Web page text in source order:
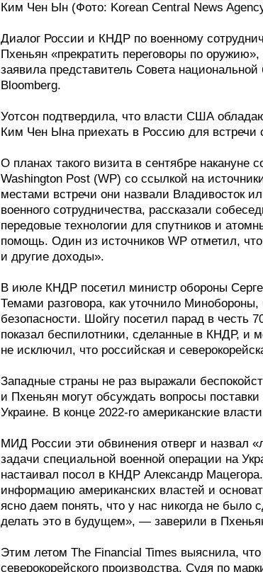
Ким Чен Ын (Фото: Korean Central News
Диалог России и КНДР по военному
Пхеньян «прекратить переговоры по
заявила представитель Совета
Bloomberg.
Уотсон подтвердила, что власти США
Ким Чен Ына приехать в Россию для
О планах такого визита в сентябре
Washington Post (WP) со ссылкой на
местами встречи они назвали Владивосток
военного сотрудничества, рассказали
передовые технологии для спутников и
помощь. Один из источников WP отметил,
и другие доходы».
В июле КНДР посетил министр обороны
Темами разговора, как уточнило
безопасности. Шойгу посетил парад в честь
показал беспилотники, сделанные в КНДР, и
не исключил, что российская и
Западные страны не раз выражали
и Пхеньян могут обсуждать вопросы
Украине. В конце 2022-го американские
МИД России эти обвинения отверг и назвал
задачи специальной военной операции на
настаивал посол в КНДР Александр
информацию американских властей и
ясно даем понять, что у нас никогда не было
делать это в будущем», — заверили в
Этим летом The Financial Times выяснила,
северокорейского производства. Судя по